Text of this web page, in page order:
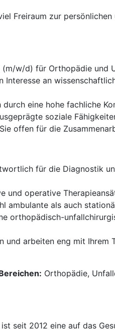
Freiraum zur
(m/w/d) für Orthopädie und
Interesse an
durch eine hohe fachliche
soziale
offen für die
für die Diagnostik
und operative
ambulante als auch
orthopädisch-
und arbeiten eng mit Ihrem
Orthopädie,
ist seit 2012 eine auf das